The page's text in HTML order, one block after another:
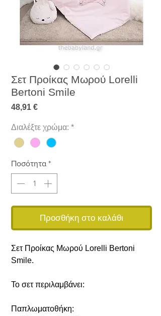
Σετ Προίκας Μωρού Lorelli
Bertoni Smile
48,91 €Τιμή
Διαλέξτε χρώμα: *
Ποσότητα *
Προσθήκη στο καλάθι
Σετ Προίκας Μωρού Lorelli Bertoni
Smile.
Το σετ περιλαμβάνει:
Παπλωματοθήκη: